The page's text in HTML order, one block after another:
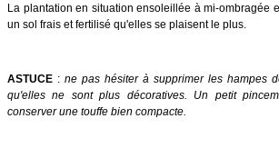
La plantation en situation ensoleillée à mi-ombragée
un sol frais et fertilisé qu'elles se plaisent le plus.
ASTUCE : ne pas hésiter à supprimer les hampes
qu'elles ne sont plus décoratives. Un petit
conserver une touffe bien compacte.